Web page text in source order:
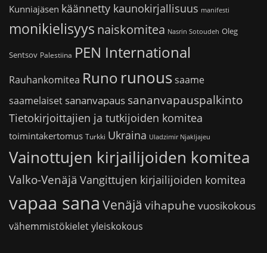
Kunniajäsen käännetty kaunokirjallisuus manifesti
monikielisyys naiskomitea Nasrin Sotoudeh Oleg
Sentsov Palestiina PEN International
Rauhankomitea Runo runoussaame
saamelaiset sananvapaus sananvapauspalkinto
Tietokirjoittajien ja tutkijoiden komitea
toimintakertomus Turkki Ukraina Uladzimir Njakljajeu
Vainottujen kirjailijoiden komitea
Valko-Venäjä Vangittujen kirjailijoiden komitea
vapaa sana Venäjä vihapuhe vuosikokous
vähemmistökieletyleiskokous